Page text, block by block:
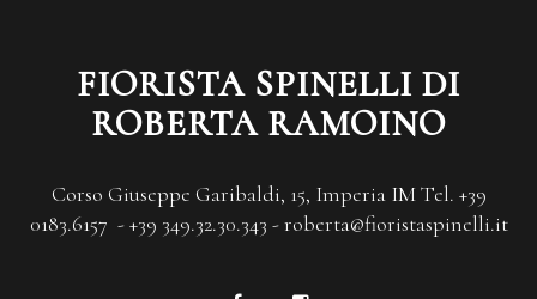
FIORISTA SPINELLI DI
ROBERTA RAMOINO
Corso Giuseppe Garibaldi, 15, Imperia IM Tel. +39
0183.6157 - +39 349.32.30.343 - roberta@fioristaspinelli.it